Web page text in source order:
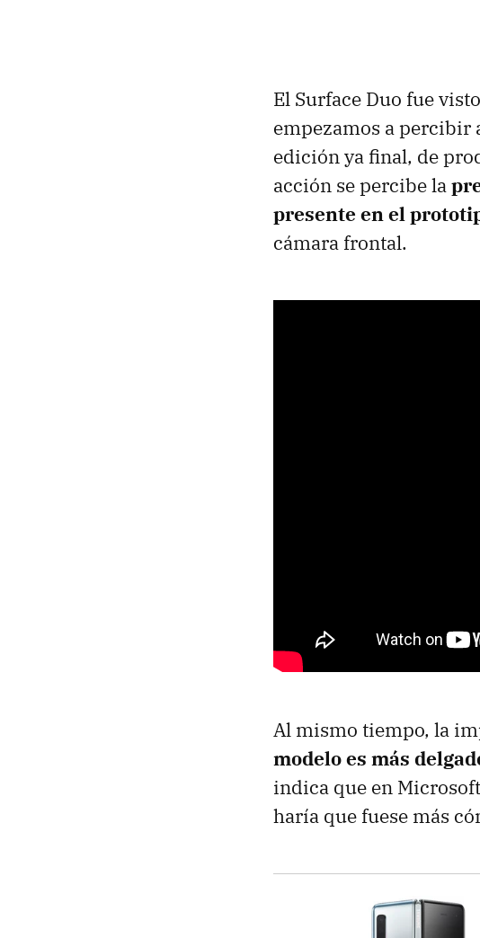
El Surface Duo fue
empezamos a percibir
edición ya final, de
acción se percibe la
presente en el
cámara frontal.
Al mismo tiempo, la
modelo es más
indica que en
haría que fuese más